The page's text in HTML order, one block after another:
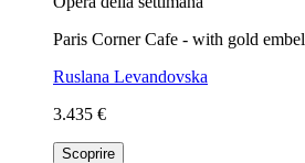
Paris Corner Cafe - with gold
Ruslana Levandovska
3.435 €
Scoprire